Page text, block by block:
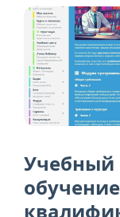
Учебный